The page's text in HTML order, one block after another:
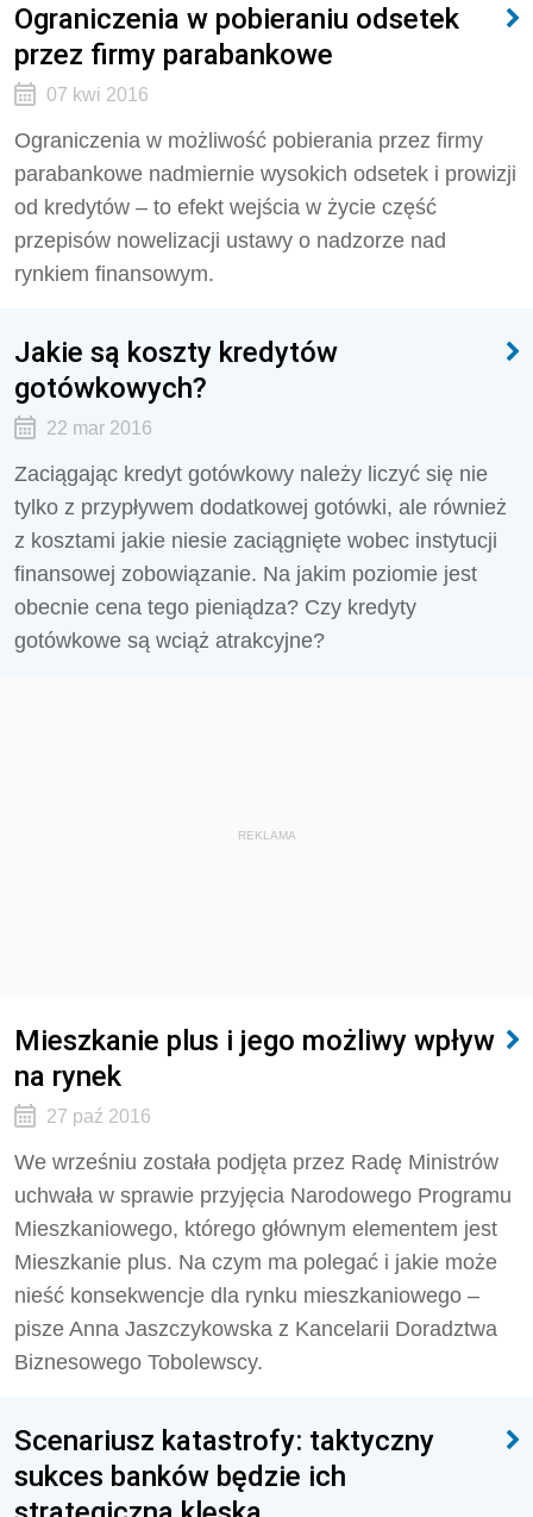
Ograniczenia w pobieraniu odsetek
przez firmy parabankowe
07 kwi 2016
Ograniczenia w możliwość pobierania przez firmy
parabankowe nadmiernie wysokich odsetek i prowizji
od kredytów – to efekt wejścia w życie część
przepisów nowelizacji ustawy o nadzorze nad
rynkiem finansowym.
Jakie są koszty kredytów
gotówkowych?
22 mar 2016
Zaciągając kredyt gotówkowy należy liczyć się nie
tylko z przypływem dodatkowej gotówki, ale również
z kosztami jakie niesie zaciągnięte wobec instytucji
finansowej zobowiązanie. Na jakim poziomie jest
obecnie cena tego pieniądza? Czy kredyty
gotówkowe są wciąż atrakcyjne?
REKLAMA
Mieszkanie plus i jego możliwy wpływ
na rynek
27 paź 2016
We wrześniu została podjęta przez Radę Ministrów
uchwała w sprawie przyjęcia Narodowego Programu
Mieszkaniowego, którego głównym elementem jest
Mieszkanie plus. Na czym ma polegać i jakie może
nieść konsekwencje dla rynku mieszkaniowego –
pisze Anna Jaszczykowska z Kancelarii Doradztwa
Biznesowego Tobolewscy.
Scenariusz katastrofy: taktyczny
sukces banków będzie ich